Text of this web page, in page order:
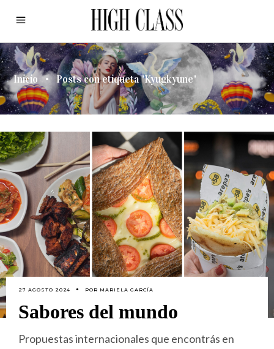
Inicio • Posts con etiqueta "Kyugkyune"
27 AGOSTO 2024 POR MARIELA GARCÍA
Sabores del mundo
Propuestas internacionales que encontrás en